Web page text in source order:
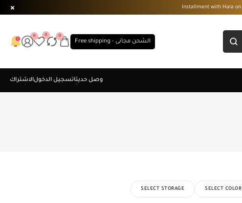
الشحن مجانى - Free shipping
0
0
0
SELECT COLOR
SELECT STORAGE